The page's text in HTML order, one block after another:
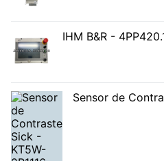
IHM B&R -
Sensor de